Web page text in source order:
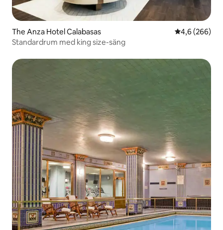
The Anza Hotel Calabasas 4,6 av 5 i
4,6 (266)
Standardrum med king size-säng